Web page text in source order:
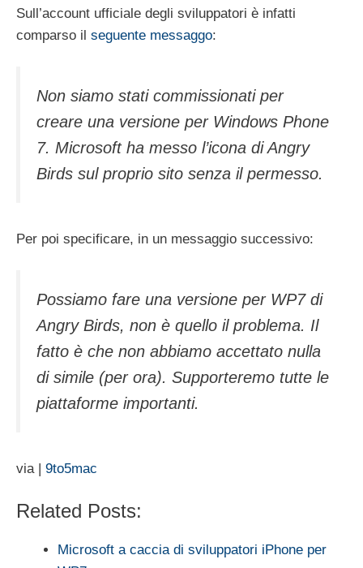
Sull’account ufficiale degli sviluppatori è infatti
comparso il seguente messaggo:
Non siamo stati commissionati per
creare una versione per Windows Phone
7. Microsoft ha messo l’icona di Angry
Birds sul proprio sito senza il permesso.
Per poi specificare, in un messaggio successivo:
Possiamo fare una versione per WP7 di
Angry Birds, non è quello il problema. Il
fatto è che non abbiamo accettato nulla
di simile (per ora). Supporteremo tutte le
piattaforme importanti.
via | 9to5mac
Related Posts:
Microsoft a caccia di sviluppatori iPhone per